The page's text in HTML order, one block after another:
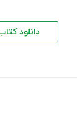
دانلود